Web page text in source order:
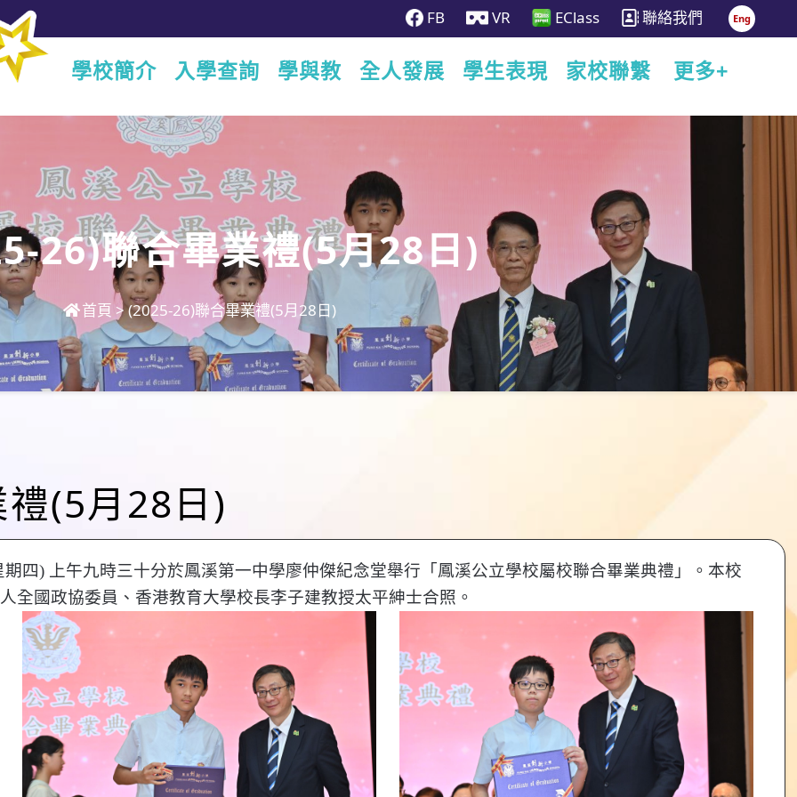
FB VR EClass 聯絡我們 Eng
學校簡介 入學查詢 學與教 全人發展 學生表現 家校聯繫 更多+
26)聯合畢業禮(5月28日)
首頁 >(2025-26)聯合畢業禮(5月28日)
(5月28日)
四) 上午九時三十分於鳳溪第一中學廖仲傑紀念堂舉行「鳳溪公立學校屬校聯合畢業典禮」。本校
全國政協委員、香港教育大學校長李子建教授太平紳士合照。